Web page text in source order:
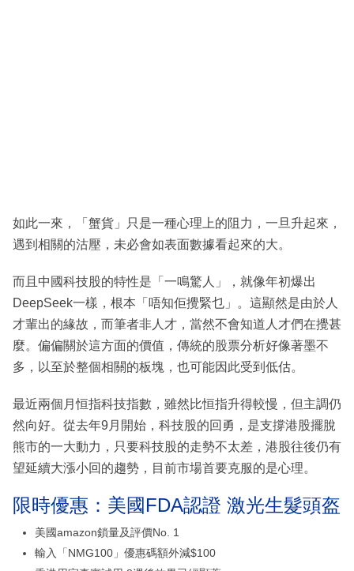
如此一來，「蟹貨」只是一種心理上的阻力，一旦升起來，
遇到相關的沽壓，未必會如表面數據看起來的大。
而且中國科技股的特性是「一鳴驚人」，就像年初爆出
DeepSeek一樣，根本「唔知佢攪緊乜」。這顯然是由於人
才輩出的緣故，而筆者非人才，當然不會知道人才們在攪甚
麼。偏偏關於這方面的價值，傳統的股票分析好像著墨不
多，以至於整個相關的板塊，也可能因此受到低估。
最近兩個月恒指科技指數，雖然比恒指升得較慢，但主調仍
然向好。從去年9月開始，科技股的回勇，是支撐港股擺脫
熊市的一大動力，只要科技股的走勢不太差，港股往後仍有
望延續大漲小回的趨勢，目前市場首要克服的是心理。
限時優惠：美國FDA認證 激光生髮頭盔
美國amazon鎖量及評價No. 1
輸入「NMG100」優惠碼額外減$100